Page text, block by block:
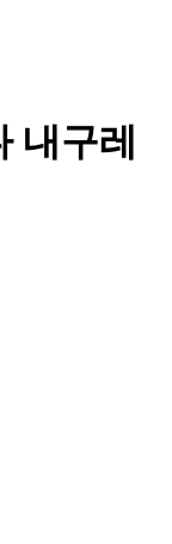
내구레